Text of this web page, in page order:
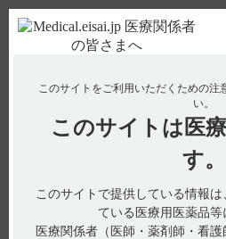
使用期限検索
No : 10222
【メチコバール・注射】
注）によって安全性や有
か？
【メチコバール・注射】
このサイトをご利用いただくための注
い。
このサイトは 医
す。
このサイトで提供している情報
ている医療用医薬品
医療関係者（医師・薬剤師・看